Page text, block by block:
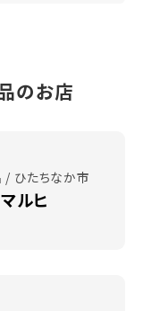
のお店
/ ひたちなか市
ルヒ